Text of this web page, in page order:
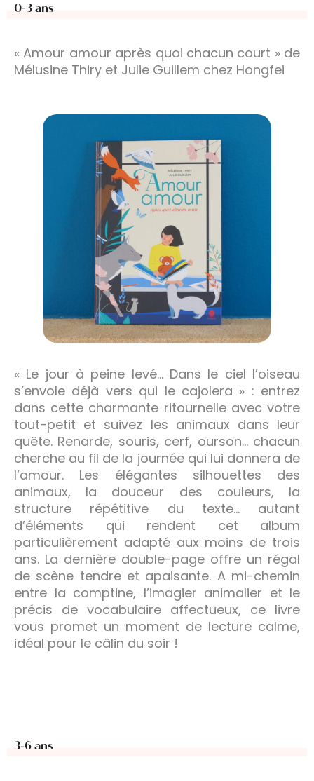
0-3 ans
« Amour amour après quoi chacun court » de
Mélusine Thiry et Julie Guillem chez Hongfei
« Le jour à peine levé… Dans le ciel l’oiseau
s’envole déjà vers qui le cajolera » : entrez
dans cette charmante ritournelle avec votre
tout-petit et suivez les animaux dans leur
quête. Renarde, souris, cerf, ourson… chacun
cherche au fil de la journée qui lui donnera de
l’amour. Les élégantes silhouettes des
animaux, la douceur des couleurs, la
structure répétitive du texte… autant
d’éléments qui rendent cet album
particulièrement adapté aux moins de trois
ans. La dernière double-page offre un régal
de scène tendre et apaisante. A mi-chemin
entre la comptine, l’imagier animalier et le
précis de vocabulaire affectueux, ce livre
vous promet un moment de lecture calme,
idéal pour le câlin du soir !
3-6 ans